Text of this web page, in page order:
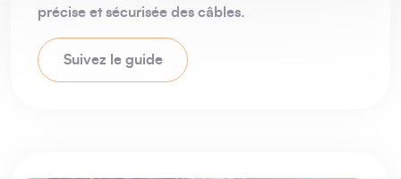
précise et sécurisée des câbles.
Suivez le guide